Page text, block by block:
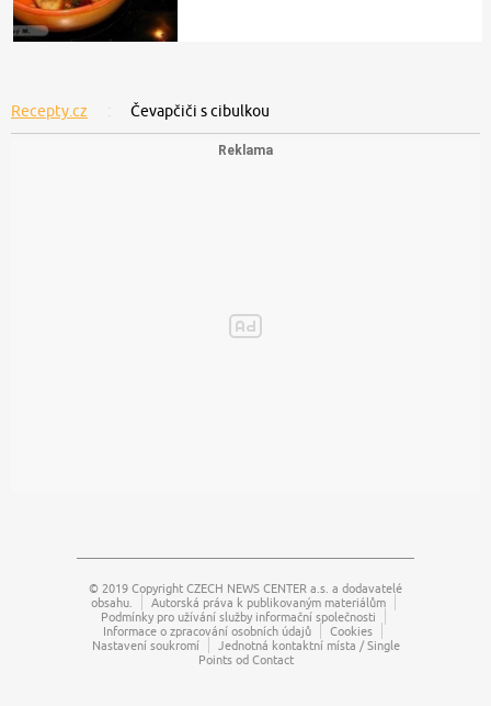
Recepty.cz Čevapčiči s cibulkou
© 2019 Copyright CZECH NEWS CENTER a.s. a dodavatelé
obsahu.
Autorská práva k publikovaným materiálům
Podmínky pro užívání služby informační společnosti
Informace o zpracování osobních údajů
Cookies
Nastavení soukromí
Jednotná kontaktní místa / Single
Points od Contact